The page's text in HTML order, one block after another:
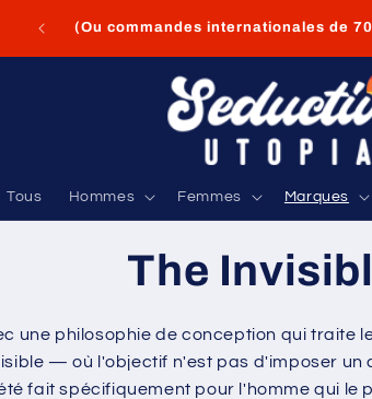
Livraison GRATUITE pour les
35 USD et plus
Tous Hommes Femmes Marques
The
une philosophie de conception qui traite
— où l'objectif n'est pas d'imposer
fait spécifiquement pour l'homme qui le